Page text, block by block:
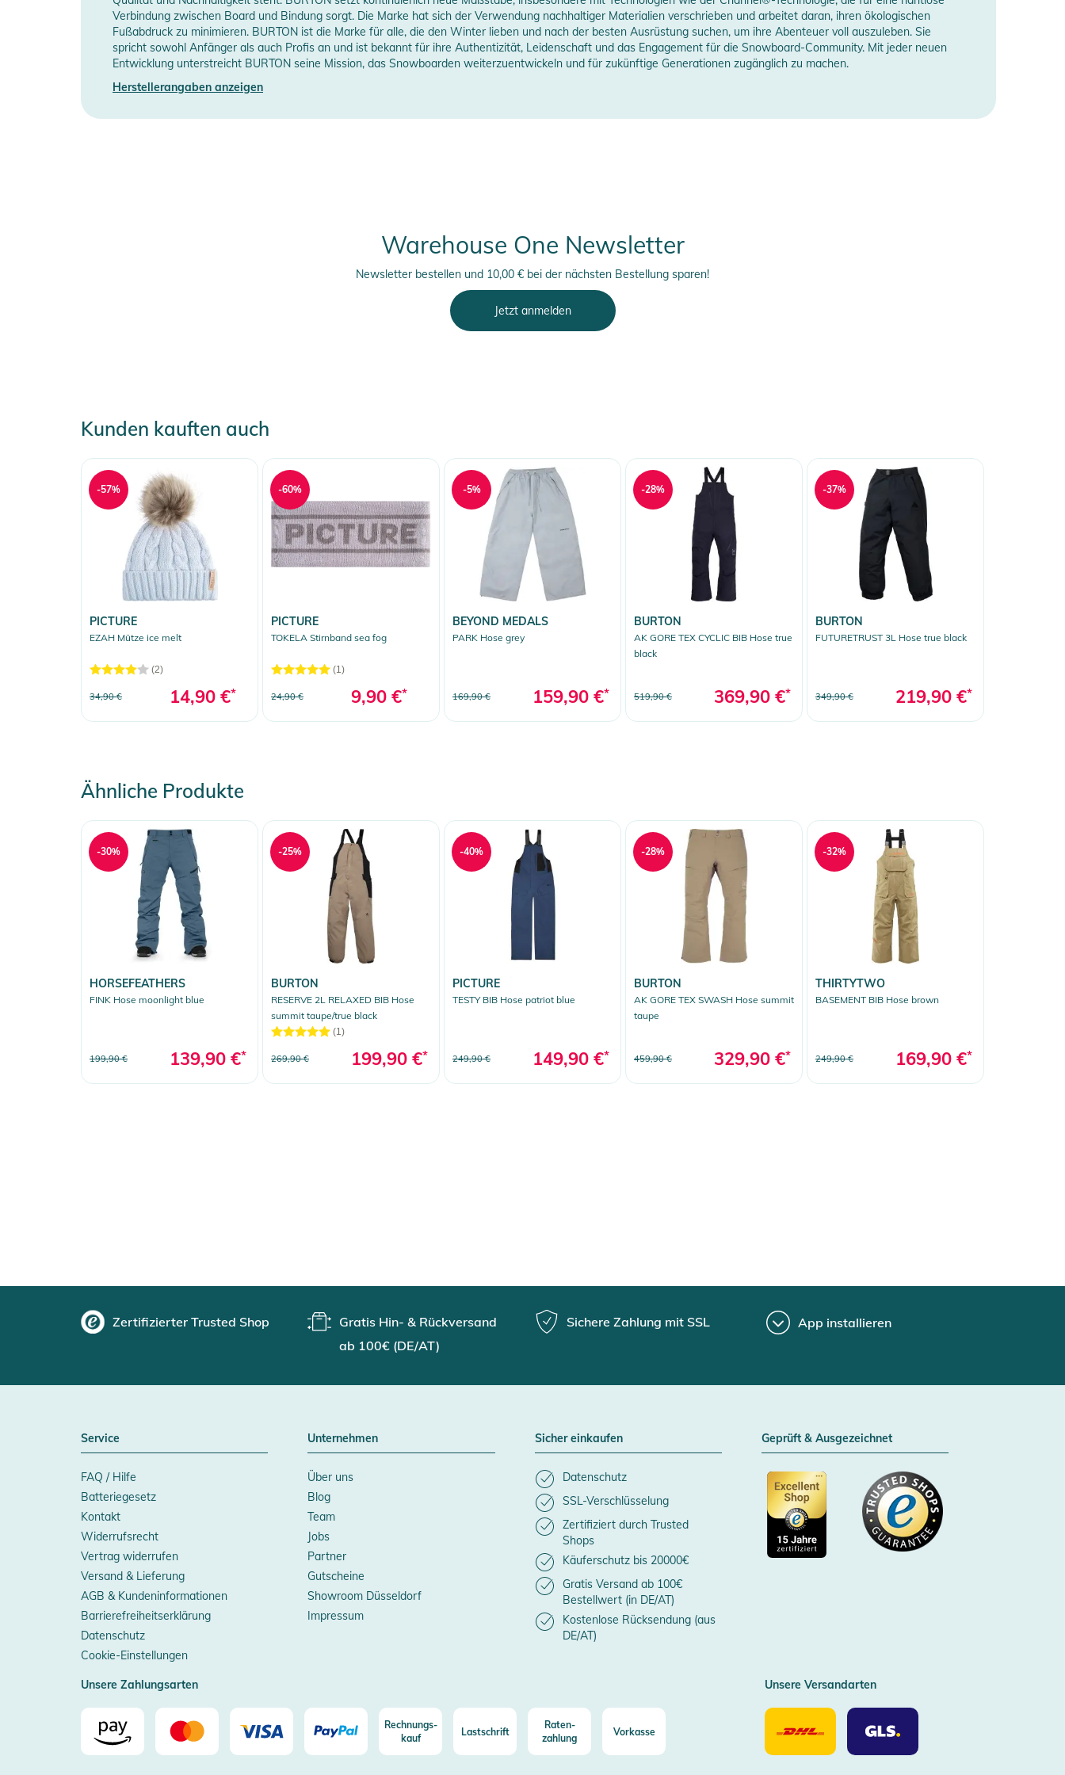
Feature Burton [AK] Premium Collection
Manufacturer
Herstellerangaben anzeigen
Verbindung zwischen Board und Bindung sorgt. Die Marke hat sich der Verwendung nachhaltiger Materialien verschrieben und arbeitet daran, ihren ökologischen
Fußabdruck zu minimieren. BURTON ist die Marke für alle, die den Winter lieben und nach der besten Ausrüstung suchen, um ihre Abenteuer voll auszuleben. Sie
spricht sowohl Anfänger als auch Profis an und ist bekannt für ihre Authentizität, Leidenschaft und das Engagement für die Snowboard-Community. Mit jeder neuen
Entwicklung unterstreicht BURTON seine Mission, das Snowboarden weiterzuentwickeln und für zukünftige Generationen zugänglich zu machen.
Herstellerangaben anzeigen
Warehouse One Newsletter
Newsletter bestellen und 10,00 € bei der nächsten Bestellung sparen!
Jetzt anmelden
Kunden kauften auch
PICTURE
EZAH Mütze ice melt
(2)
34,90 € 14,90 €*
-57%
PICTURE
TOKELA Stirnband sea fog
(1)
24,90 € 9,90 €*
-60%
BEYOND MEDALS
PARK Hose grey
169,90 € 159,90 €*
-5%
BURTON
AK GORE TEX CYCLIC BIB Hose true
black
519,90 € 369,90 €*
-28%
BURTON
FUTURETRUST 3L Hose true black
349,90 € 219,90 €*
-37%
Ähnliche Produkte
HORSEFEATHERS
FINK Hose moonlight blue
199,90 € 139,90 €*
-30%
BURTON
RESERVE 2L RELAXED BIB Hose
summit taupe/true black
(1)
269,90 € 199,90 €*
-25%
PICTURE
TESTY BIB Hose patriot blue
249,90 € 149,90 €*
-40%
BURTON
AK GORE TEX SWASH Hose summit
taupe
459,90 € 329,90 €*
-28%
THIRTYTWO
BASEMENT BIB Hose brown
249,90 € 169,90 €*
-32%
Zertifizierter Trusted Shop
Gratis Hin- & Rückversand
ab 100€ (DE/AT)
Sichere Zahlung mit SSL App installieren
Service
FAQ / Hilfe
Batteriegesetz
Kontakt
Widerrufsrecht
Vertrag widerrufen
Versand & Lieferung
AGB & Kundeninformationen
Barrierefreiheitserklärung
Datenschutz
Cookie-Einstellungen
Unternehmen
Über uns
Blog
Team
Jobs
Partner
Gutscheine
Showroom Düsseldorf
Impressum
Sicher einkaufen
Datenschutz
SSL-Verschlüsselung
Zertifiziert durch Trusted
Shops
Käuferschutz bis 20000€
Gratis Versand ab 100€
Bestellwert (in DE/AT)
Kostenlose Rücksendung (aus
DE/AT)
Geprüft & Ausgezeichnet
Unsere Zahlungsarten
Rechnungs-
kauf
Lastschrift
Raten-
zahlung
Vorkasse
Unsere Versandarten
Unsere
Versandarten
DHL
Unsere
Versandarten
GLS